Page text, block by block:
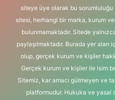
siteye üye olarak bu sorumluluğu
sitesi, herhangi bir marka, kurum
bulunmamaktadır. Sitede
paylaşılmaktadır. Burada yer alan
olup, gerçek kurum ve kişiler
Gerçek kurum ve kişiler ile isim
Sitemiz, kar amacı gütmeyen ve
platformudur. Hukuka ve yasal